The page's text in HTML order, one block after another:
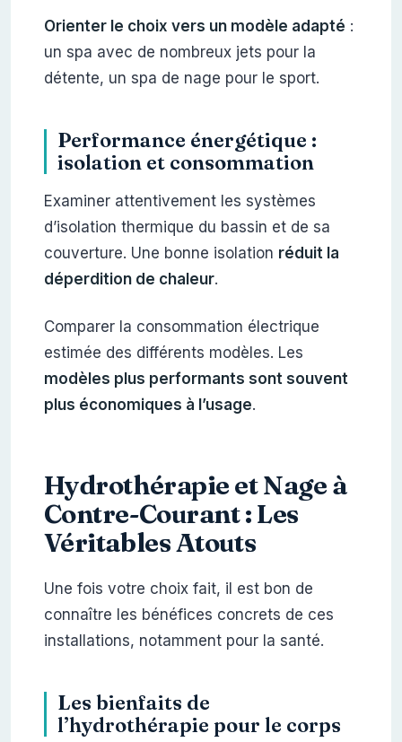
Orienter le choix vers un modèle adapté :
un spa avec de nombreux jets pour la
détente, un spa de nage pour le sport.
Performance énergétique :
isolation et consommation
Examiner attentivement les systèmes
d’isolation thermique du bassin et de sa
couverture. Une bonne isolation réduit la
déperdition de chaleur.
Comparer la consommation électrique
estimée des différents modèles. Les
modèles plus performants sont souvent
plus économiques à l’usage.
Hydrothérapie et Nage à
Contre-Courant : Les
Véritables Atouts
Une fois votre choix fait, il est bon de
connaître les bénéfices concrets de ces
installations, notamment pour la santé.
Les bienfaits de
l’hydrothérapie pour le corps